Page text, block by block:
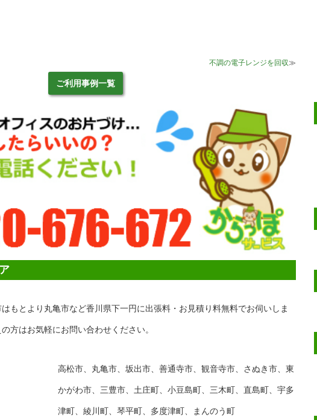
不調の電子レンジを回収≫
ご利用事例一覧
もとより丸亀市など香川県下一円に出張料・お見積り料無料でお伺いしま
方はお気軽にお問い合わせください。
高松市、丸亀市、坂出市、善通寺市、観音寺市、さぬき市、東
かがわ市、三豊市、土庄町、小豆島町、三木町、直島町、宇多
津町、綾川町、琴平町、多度津町、まんのう町